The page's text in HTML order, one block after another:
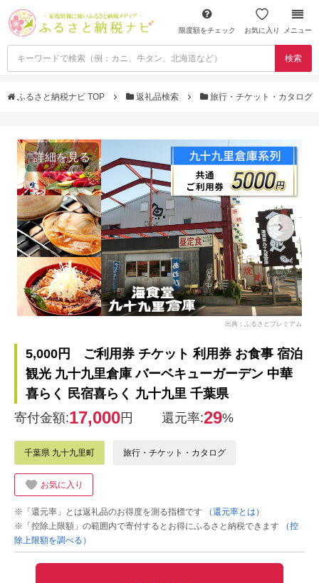
限度額をチェック お気に入り メニュー
検索
ふるさと納税ナビ TOP 返礼品検索 旅行・チケット・カタログ
詳細を見る
出典：ふるさとプレミアム
5,000円 ご利用券 チケット 利用券 お食事 宿泊
観光 九十九里倉庫 バーベキューガーデン 中華
喜らく 民宿喜らく 九十九里 千葉県
寄付金額:17,000円 還元率:29%
千葉県 九十九里町 旅行・チケット・カタログ
お気に入り
※「還元率」とは返礼品のお得度を測る指標です
（還元率とは）
※「控除上限額」の範囲内で寄付するとお得にふるさと納税できます
（控
除上限額を調べる）